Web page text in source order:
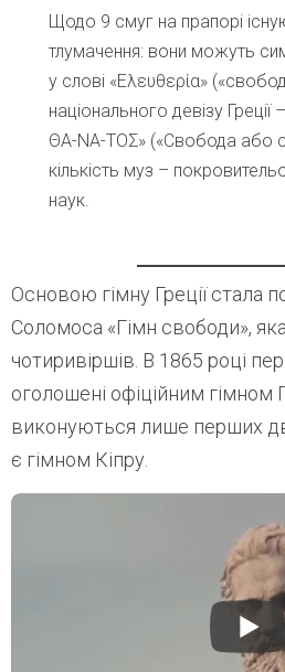
Щодо 9 смуг на прапорі
тлумачення: вони можуть
у слові «Ελευθερία»
національного девізу
ΘΑ-ΝΑ-ΤΟΣ» («Свобода або
кількість муз –
наук.
Основою гімну Греції стала
Соломоса «Гімн свободи»,
чотиривіршів. В 1865 році
оголошені офіційним гімном
виконуються лише перших
є гімном Кіпру.